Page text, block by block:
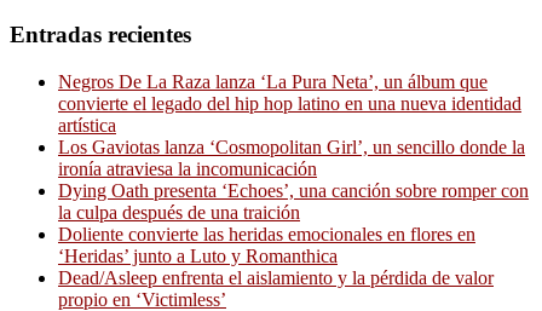
Entradas recientes
Negros De La Raza lanza ‘La Pura Neta’, un álbum que
convierte el legado del hip hop latino en una nueva identidad
artística
Los Gaviotas lanza ‘Cosmopolitan Girl’, un sencillo donde la
ironía atraviesa la incomunicación
Dying Oath presenta ‘Echoes’, una canción sobre romper con
la culpa después de una traición
Doliente convierte las heridas emocionales en flores en
‘Heridas’ junto a Luto y Romanthica
Dead/Asleep enfrenta el aislamiento y la pérdida de valor
propio en ‘Victimless’